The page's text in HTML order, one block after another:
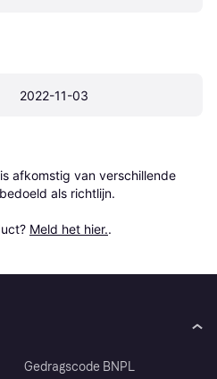
2022-11-03
afkomstig van verschillende
als richtlijn.
Meld het hier..
Gedragscode BNPL